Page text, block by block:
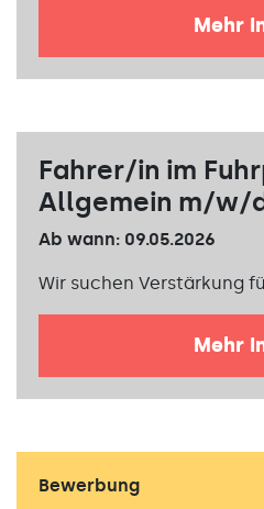
Mehr
Fahrer/in im
Allgemein m/w/
Ab wann: 09.05.2026
Wir suchen Verstärkung
Mehr
Bewerbung